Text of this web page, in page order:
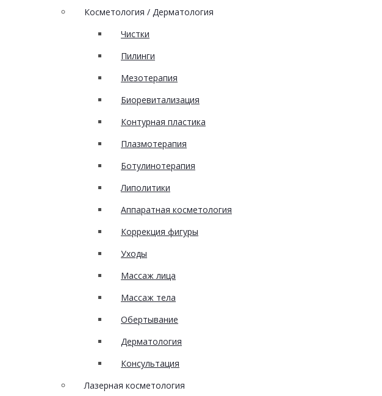
Косметология / Дерматология
Чистки
Пилинги
Мезотерапия
Биоревитализация
Контурная пластика
Плазмотерапия
Ботулинотерапия
Липолитики
Аппаратная косметология
Коррекция фигуры
Уходы
Массаж лица
Массаж тела
Обертывание
Дерматология
Консультация
Лазерная косметология